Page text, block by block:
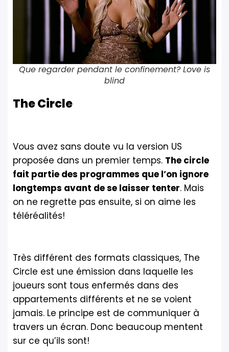
Que regarder pendant le confinement? Love is
blind
The Circle
Vous avez sans doute vu la version US
proposée dans un premier temps. The circle
fait partie des programmes que l’on ignore
longtemps avant de se laisser tenter. Mais
on ne regrette pas ensuite, si on aime les
téléréalités!
Très différent des formats classiques, The
Circle est une émission dans laquelle les
joueurs sont tous enfermés dans des
appartements différents et ne se voient
jamais. Le principe est de communiquer à
travers un écran. Donc beaucoup mentent
sur ce qu’ils sont!